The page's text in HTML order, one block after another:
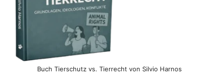
Buch Tierschutz vs. Tierrecht von Silvio Harnos